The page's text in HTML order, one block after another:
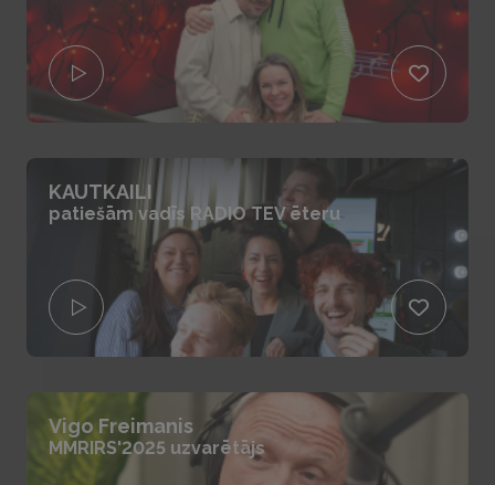
KAUTKAILI
patiešām vadīs RADIO TEV ēteru
Vigo Freimanis
MMRIRS'2025 uzvarētājs